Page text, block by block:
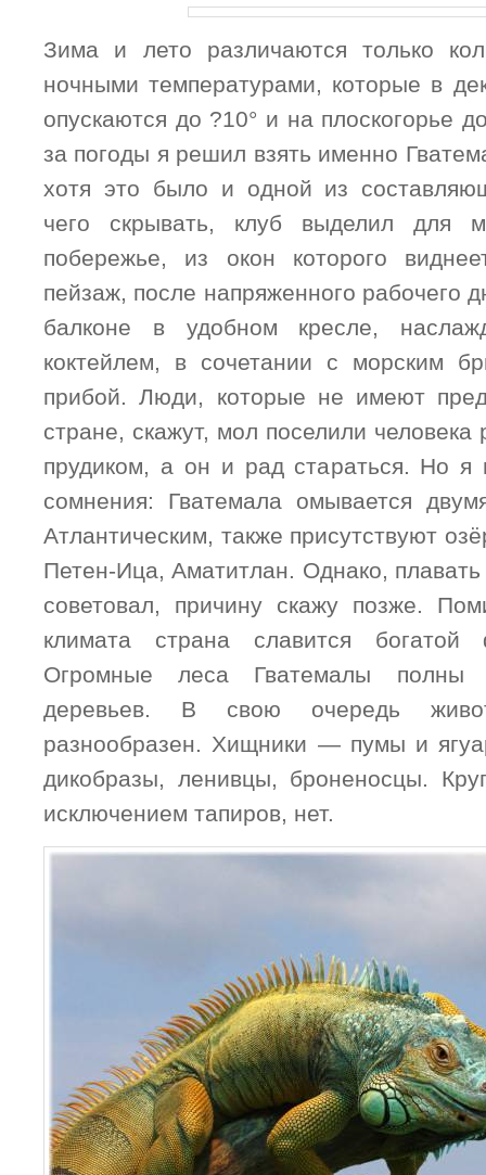
Зима и лето различаются только
ночными температурами, которые в
опускаются до ?10° и на плоскогорье
за погоды я решил взять именно
хотя это было и одной из
чего скрывать, клуб выделил для
побережье, из окон которого
пейзаж, после напряженного рабочего
балконе в удобном кресле,
коктейлем, в сочетании с морским
прибой. Люди, которые не имеют
стране, скажут, мол поселили человека
прудиком, а он и рад стараться. Но я
сомнения: Гватемала омывается
Атлантическим, также присутствуют
Петен-Ица, Аматитлан. Однако,
советовал, причину скажу позже.
климата страна славится
Огромные леса Гватемалы полны
деревьев. В свою очередь
разнообразен. Хищники — пумы и
дикобразы, ленивцы, броненосцы.
исключением тапиров, нет.